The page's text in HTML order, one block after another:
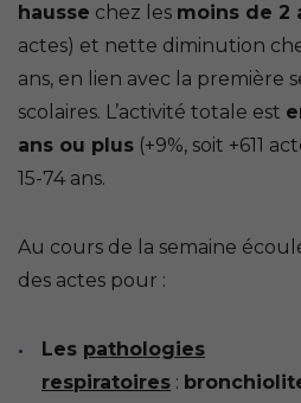
hausse chez les moins de 2
actes) et nette diminution
ans, en lien avec la première
scolaires. L’activité totale est
ans ou plus (+9%, soit +611
15-74 ans.
Au cours de la semaine
des actes pour :
Les pathologies
respiratoires :